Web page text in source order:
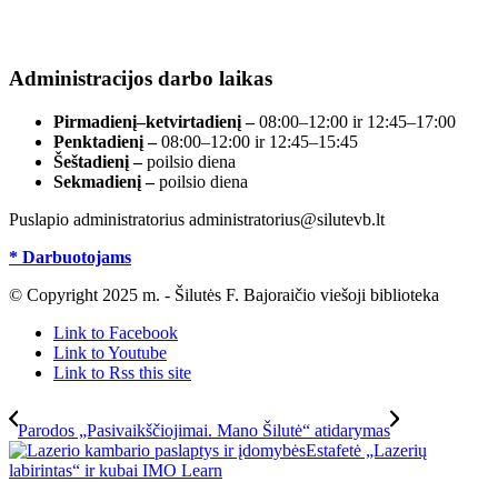
Administracijos darbo laikas
Pirmadienį–ketvirtadienį –08:00–12:00 ir 12:45–17:00
Penktadienį –08:00–12:00 ir 12:45–15:45
Šeštadienį –poilsio diena
Sekmadienį –poilsio diena
Puslapio administratorius administratorius@silutevb.lt
* Darbuotojams
© Copyright 2025 m. - Šilutės F. Bajoraičio viešoji biblioteka
Link to Facebook
Link to Youtube
Link to Rss this site
Parodos „Pasivaikščiojimai. Mano Šilutė“ atidarymas
Estafetė „Lazerių
labirintas“ ir kubai IMO Learn